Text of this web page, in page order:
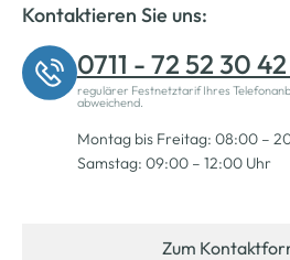
Kontaktieren Sie uns:
0711 - 72 52 30
regulärer Festnetztarif Ihres
abweichend.
Montag bis Freitag: 08:00 –
Samstag: 09:00 – 12:00 Uhr
Zum